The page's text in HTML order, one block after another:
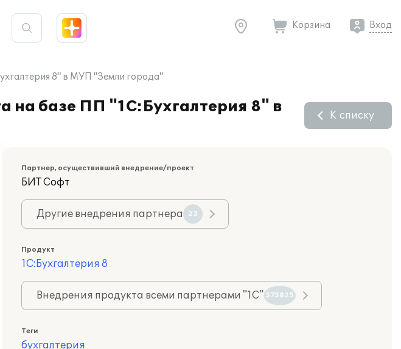
Корзина Вход
8" в МУП "Земли города"
на базе ПП "1С:Бухгалтерия 8" в
К списку
Партнер, осуществивший внедрение/проект
БИТ Софт
Другие внедрения партнера 23
Продукт
1С:Бухгалтерия 8
Внедрения продукта всеми партнерами "1С" 575825
Теги
бухгалтерия